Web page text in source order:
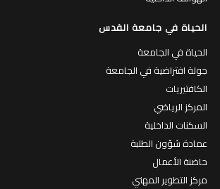
الحياة في جامعة القدس
الحياة في الجامعة
جولة افتراضية في الجامعة
الكافتيريات
المركز الرياضي
السكنات الداخلية
عمادة شؤون الطلبة
حاضنة الأعمال
مركز التطوير المهني